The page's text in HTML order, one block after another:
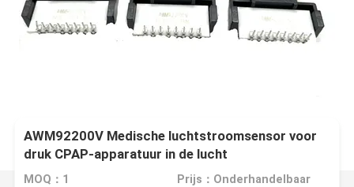
AWM92200V Medische luchtstroomsensor voor
druk CPAP-apparatuur in de lucht
MOQ：1 Prijs：Onderhandelbaar